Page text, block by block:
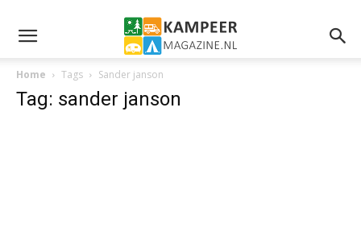
Home Tags Sander janson
Tag: sander janson